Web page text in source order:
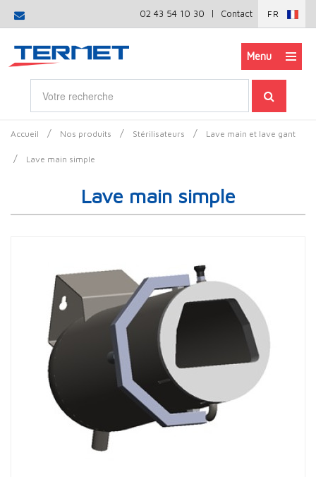
02 43 54 10 30 | Contact FR
Menu
Accueil / Nos produits / Stérilisateurs / Lave main et lave gant
/ Lave main simple
Lave main simple